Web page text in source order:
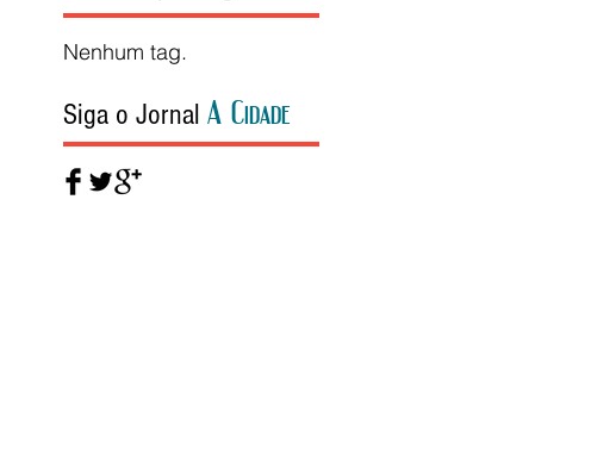
Nenhum tag.
Siga o Jornal A Cidade